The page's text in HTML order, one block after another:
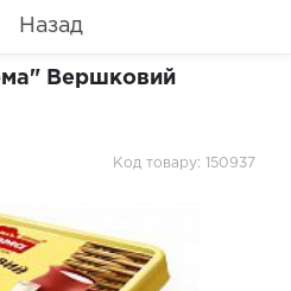
Назад
Вершковий
Код товару: 150937